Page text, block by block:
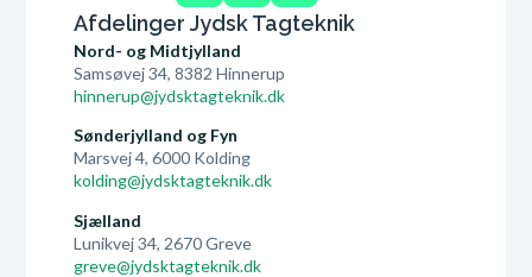
Afdelinger Jydsk Tagteknik
Nord- og Midtjylland
Samsøvej 34, 8382 Hinnerup
hinnerup@jydsktagteknik.dk
Sønderjylland og Fyn
Marsvej 4, 6000 Kolding
kolding@jydsktagteknik.dk
Sjælland
Lunikvej 34, 2670 Greve
greve@jydsktagteknik.dk